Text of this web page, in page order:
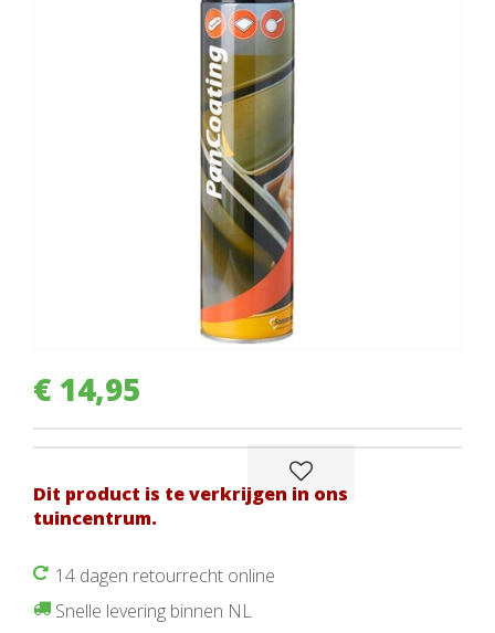
€ 14,95
Dit product is te verkrijgen in ons
tuincentrum.
14 dagen retourrecht online
Snelle levering binnen NL